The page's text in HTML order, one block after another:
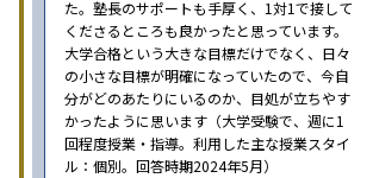
た。塾長のサポートも手厚く、1対1で接して
くださるところも良かったと思っています。
大学合格という大きな目標だけでなく、日々
の小さな目標が明確になっていたので、今自
分がどのあたりにいるのか、目処が立ちやす
かったように思います（大学受験で、週に1
回程度授業・指導。利用した主な授業スタイ
ル：個別。回答時期2024年5月）